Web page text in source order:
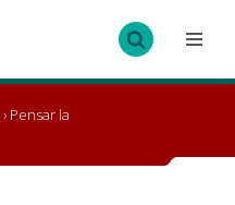
› Pensar la